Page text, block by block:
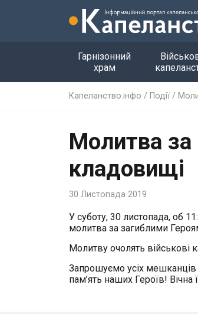
Гарнізонний
храм
Капеланство.інфо / Події /
Молитва за
кладовищі
30 Листопада 2019
У суботу, 30 листопада, об
молитва за загиблими
Молитву очолять військові
Запрошуємо усіх мешканців
пам’ять наших Героїв! Вічна